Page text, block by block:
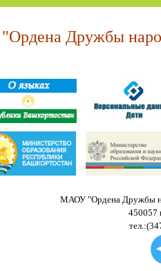
Дружбы
МАОУ "Ордена Дружбы
450057